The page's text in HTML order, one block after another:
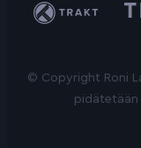
Trakt
© Copyright Roni
pidätetään